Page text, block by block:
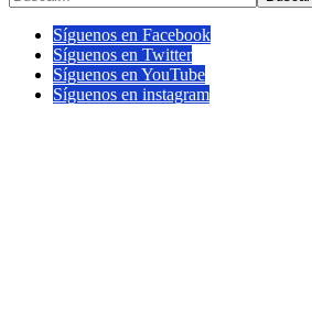
Síguenos en Facebook
Síguenos en Twitter
Síguenos en YouTube
Síguenos en instagram